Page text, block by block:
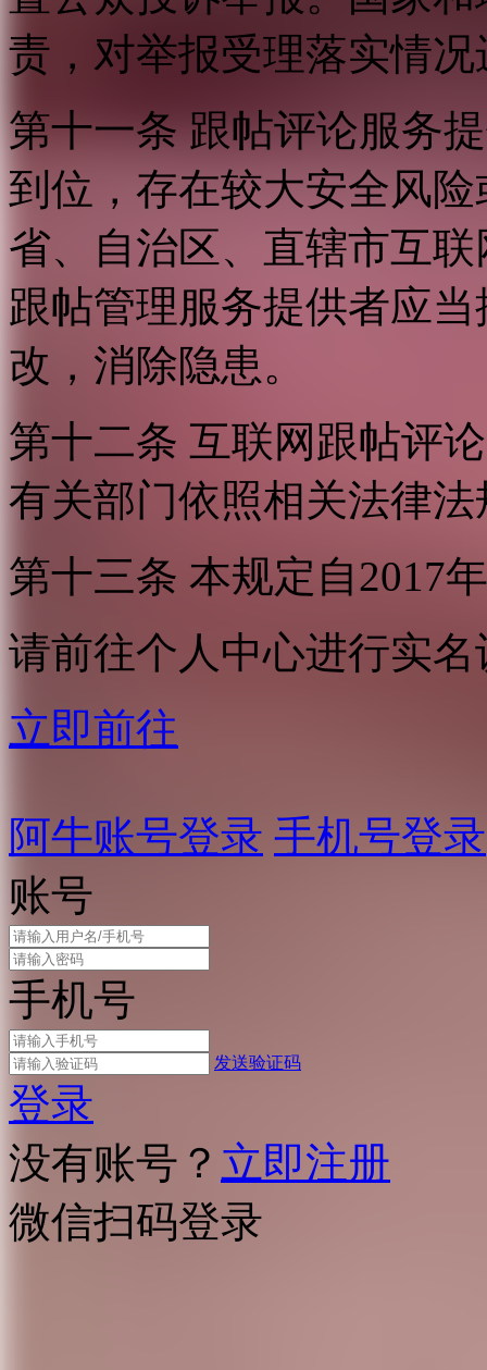
责，对举报受理落实情
第十一条 跟帖评论服务
到位，存在较大安全风
省、自治区、直辖市互
跟帖管理服务提供者应
改，消除隐患。
第十二条 互联网跟帖评
有关部门依照相关法律
第十三条 本规定自2017
请前往个人中心进行实名
立即前往
阿牛账号登录 手机号登录
账号
手机号
发送验证码
登录
没有账号？ 立即注册
微信扫码登录